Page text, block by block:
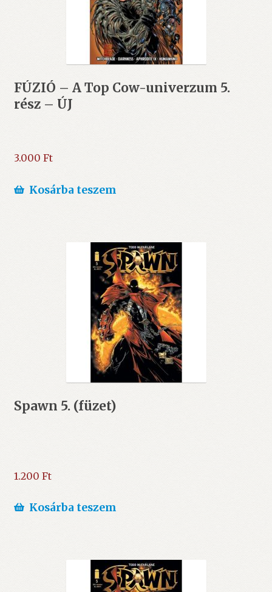
FÚZIÓ – A Top Cow-univerzum 5.
rész – ÚJ
3.000 Ft
Kosárba teszem
Spawn 5. (füzet)
1.200 Ft
Kosárba teszem